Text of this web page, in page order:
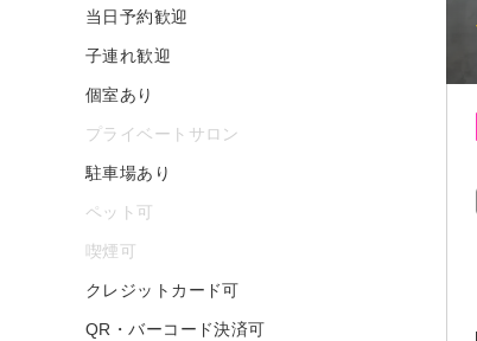
当日予約歓迎
子連れ歓迎
個室あり
プライベートサロン
駐車場あり
ペット可
喫煙可
クレジットカード可
QR・バーコード決済可